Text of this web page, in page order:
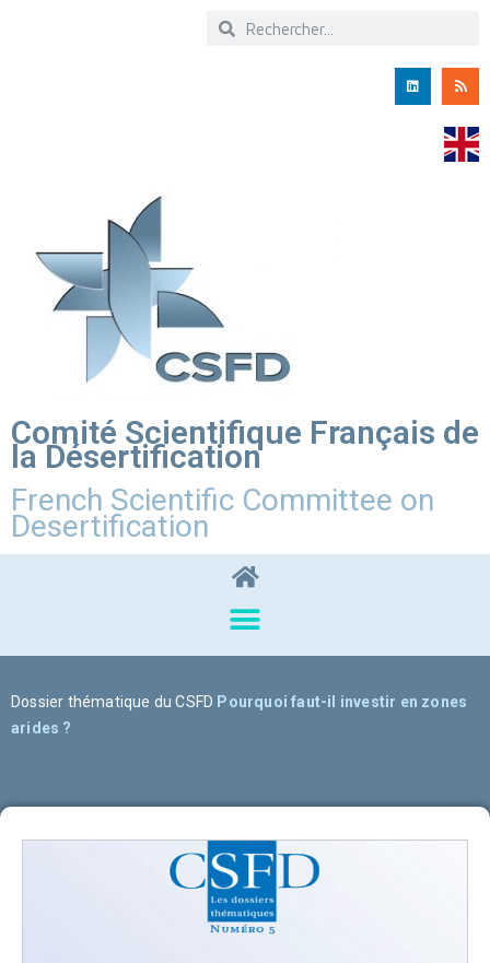
Comité Scientifique Français de
la Désertification
French Scientific Committee on
Desertification
Dossier thématique du CSFD Pourquoi faut-il investir en zones
arides ?